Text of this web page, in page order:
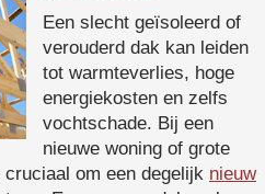
Een slecht geïsoleerd of
verouderd dak kan leiden
tot warmteverlies, hoge
energiekosten en zelfs
vochtschade. Bij een
nieuwe woning of grote
om een degelijk nieuw